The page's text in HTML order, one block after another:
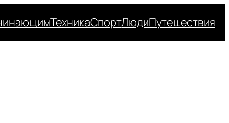
ТехникаСпортЛюдиПутешествия